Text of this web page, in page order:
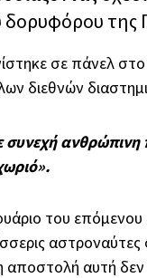
δορυφόρου της
σε πάνελ στο
διεθνών
συνεχή
του επόμενου
αποστολή αυτή